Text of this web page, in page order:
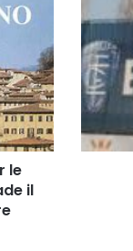
le
il
r
o
g
a
m